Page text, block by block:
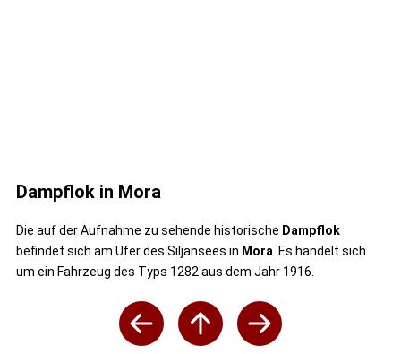
Dampflok in Mora
Die auf der Aufnahme zu sehende historische Dampflok
befindet sich am Ufer des Siljansees in Mora . Es handelt sich
um ein Fahrzeug des Typs 1282 aus dem Jahr 1916.